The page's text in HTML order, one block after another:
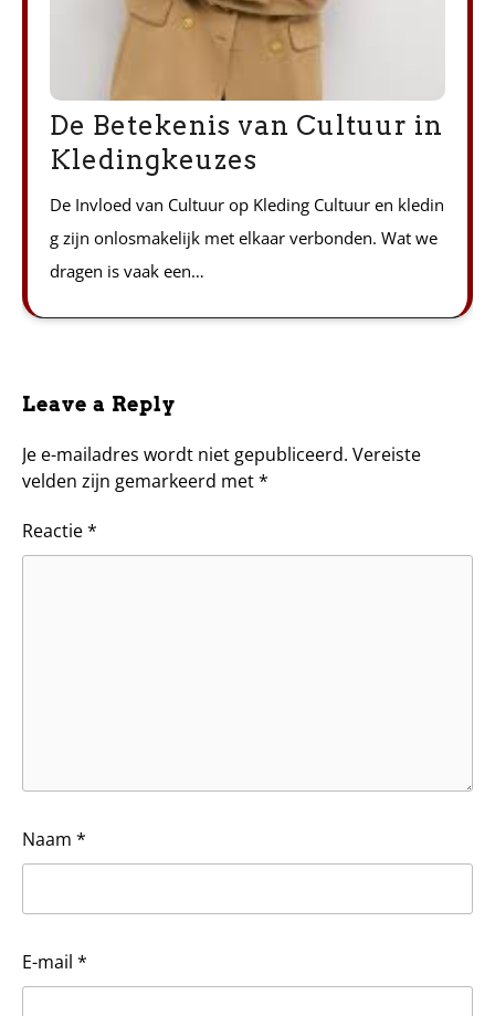
De Betekenis van Cultuur in
Kledingkeuzes
De Invloed van Cultuur op Kleding Cultuur en kledin
g zijn onlosmakelijk met elkaar verbonden. Wat we
dragen is vaak een…
Leave a Reply
Je e-mailadres wordt niet gepubliceerd. Vereiste
velden zijn gemarkeerd met*
Reactie*
Naam *
E-mail *